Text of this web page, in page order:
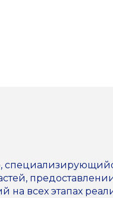
всех этапах